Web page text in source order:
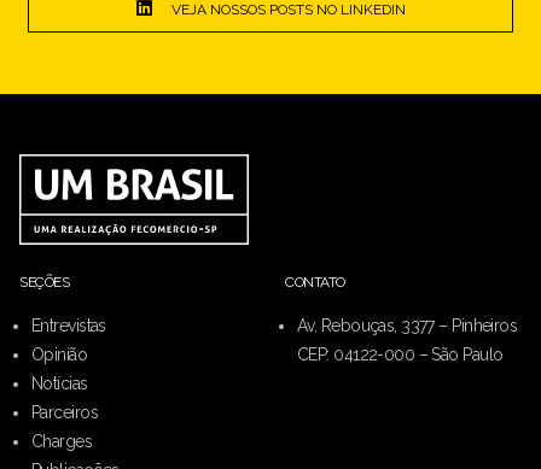
VEJA NOSSOS POSTS NO LINKEDIN
SEÇÕES
Entrevistas
Opinião
Notícias
Parceiros
Charges
CONTATO
Av. Rebouças, 3377 – Pinheiros
CEP: 04122-000 – São Paulo